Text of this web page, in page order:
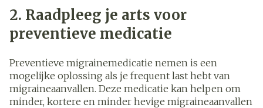
2. Raadpleeg je arts voor
preventieve medicatie
Preventieve migrainemedicatie nemen is een
mogelijke oplossing als je frequent last hebt van
migraineaanvallen. Deze medicatie kan helpen om
minder, kortere en minder hevige migraineaanvallen